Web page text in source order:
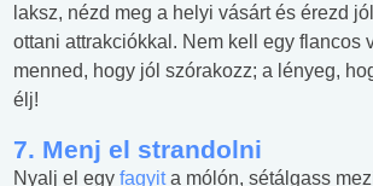
laksz, nézd meg a helyi vásárt és érezd
ottani attrakciókkal. Nem kell egy flancos
menned, hogy jól szórakozz; a lényeg,
élj!
7. Menj el strandolni
Nyalj el egy fagyita mólón, sétálgass